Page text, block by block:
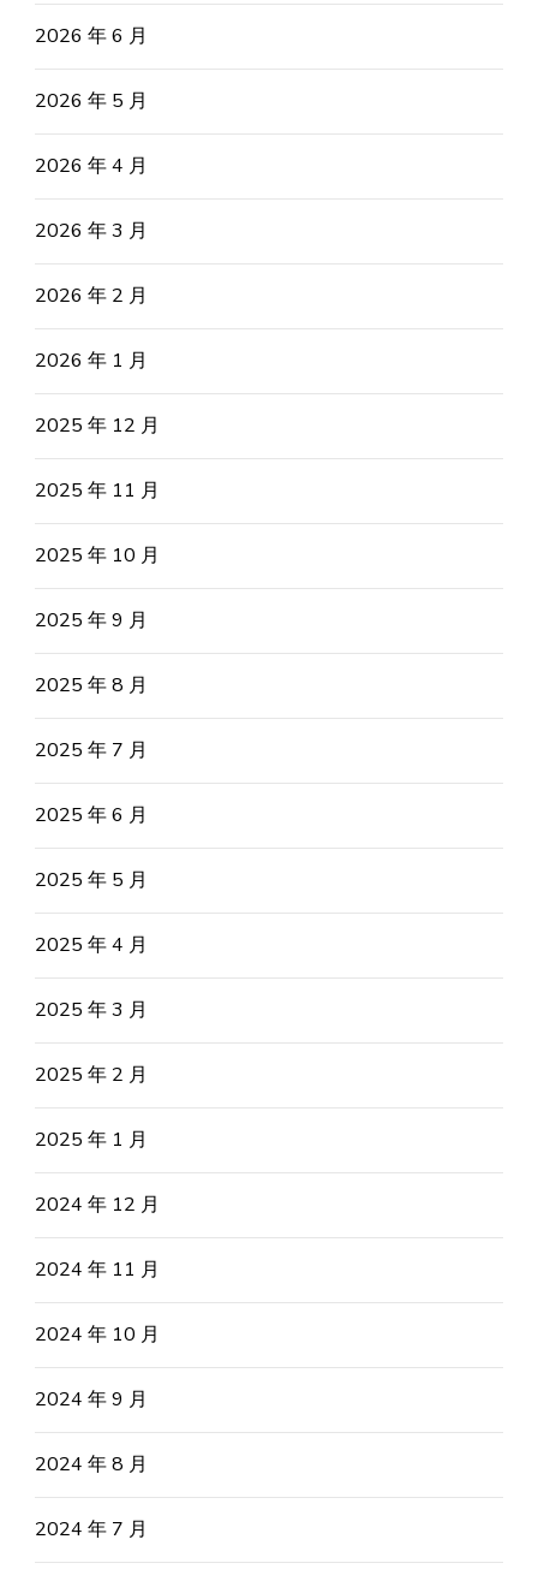
2026 年 6 月
2026 年 5 月
2026 年 4 月
2026 年 3 月
2026 年 2 月
2026 年 1 月
2025 年 12 月
2025 年 11 月
2025 年 10 月
2025 年 9 月
2025 年 8 月
2025 年 7 月
2025 年 6 月
2025 年 5 月
2025 年 4 月
2025 年 3 月
2025 年 2 月
2025 年 1 月
2024 年 12 月
2024 年 11 月
2024 年 10 月
2024 年 9 月
2024 年 8 月
2024 年 7 月